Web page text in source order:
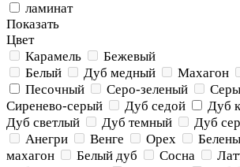
ламинат
Показать
Цвет
Карамель
Бежевый
Белый
Дуб медный Махагон
Песочный
Серо-зеленый
Сиренево-серый
Дуб седой
Дуб
Дуб светлый
Дуб темный Дуб
Анегри
Венге Орех
махагон
Белый дуб Сосна